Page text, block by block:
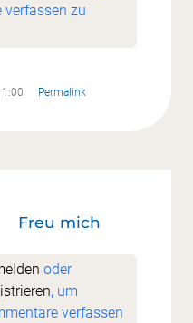
verfassen zu
Permalink
vonKatrin Getto
Freu mich
oder
, um
verfassen